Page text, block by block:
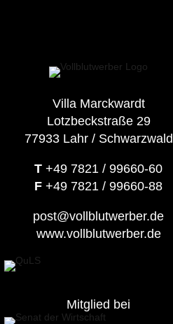
Villa Marckwardt
Lotzbeckstraße 29
77933 Lahr / Schwarzwald
T +49 7821 / 99660-60
F +49 7821 / 99660-88
post@vollblutwerber.de
www.vollblutwerber.de
Mitglied bei